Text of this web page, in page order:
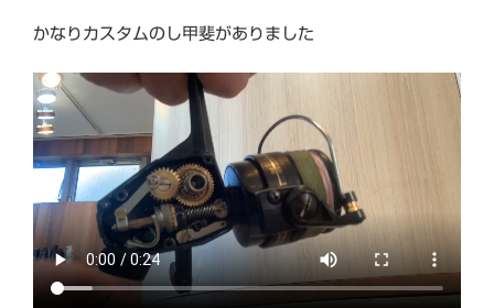
かなりカスタムのし甲斐がありました